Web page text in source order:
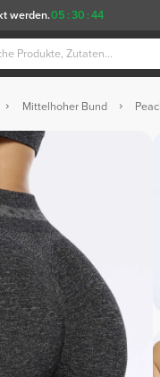
05 :30 :43
werden.
Mittelhoher Bund